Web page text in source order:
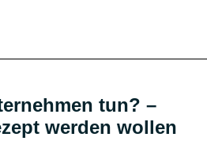
tun? –
werden wollen